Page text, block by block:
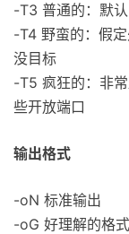
-T3 普通的：默
-T4 野蛮的：假
没目标
-T5 疯狂的：非
些开放端口
输出格式
-oN 标准输出
-oG 好理解的格式